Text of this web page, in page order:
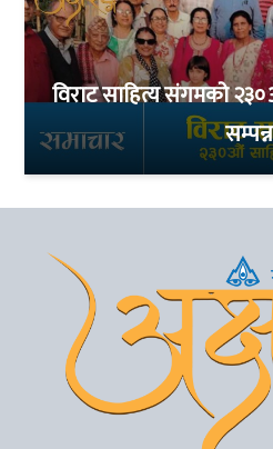
विराट साहित्य संगमको
सम्पन्न